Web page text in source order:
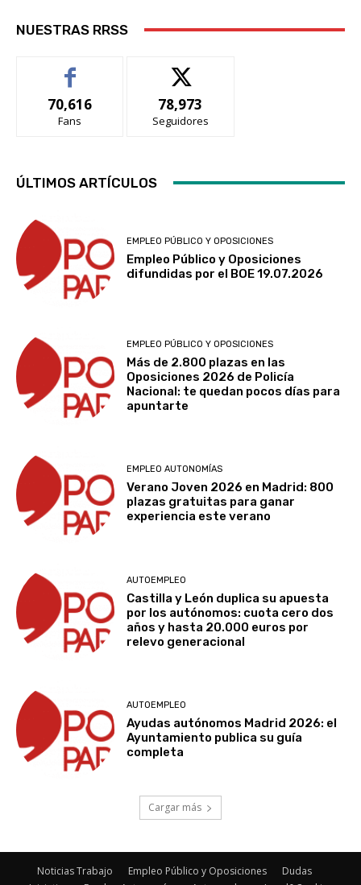
NUESTRAS RRSS
70,616
Fans
78,973
Seguidores
ÚLTIMOS ARTÍCULOS
EMPLEO PÚBLICO Y OPOSICIONES
Empleo Público y Oposiciones
difundidas por el BOE 19.07.2026
EMPLEO PÚBLICO Y OPOSICIONES
Más de 2.800 plazas en las
Oposiciones 2026 de Policía
Nacional: te quedan pocos días para
apuntarte
EMPLEO AUTONOMÍAS
Verano Joven 2026 en Madrid: 800
plazas gratuitas para ganar
experiencia este verano
AUTOEMPLEO
Castilla y León duplica su apuesta
por los autónomos: cuota cero dos
años y hasta 20.000 euros por
relevo generacional
AUTOEMPLEO
Ayudas autónomos Madrid 2026: el
Ayuntamiento publica su guía
completa
Cargar más
Noticias Trabajo Empleo Público y Oposiciones
Dudas